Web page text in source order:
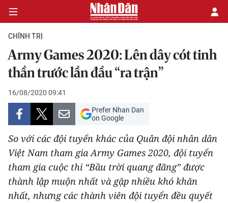
CHÍNH TRỊ
KINH TẾ
VĂN HÓA
XÃ HỘI
PHÁP LUẬT
DU LỊCH
CHÍNH TRỊ
Army Games 2020: Lên dây cót tinh
thần trước lần đầu “ra trận”
16/08/2020 09:41
Prefer Nhan Dan
on Google
So với các đội tuyển khác của Quân đội nhân dân
Việt Nam tham gia Army Games 2020, đội tuyển
tham gia cuộc thi “Bầu trời quang đãng” được
thành lập muộn nhất và gặp nhiều khó khăn
nhất, nhưng các thành viên đội tuyển đều quyết